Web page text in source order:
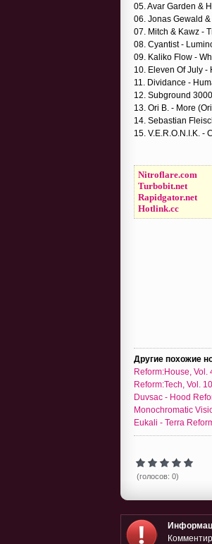
05. Avar Garden &
06. Jonas Gewald
07. Mitch & Kawz -
08. Cyantist -
09. Kaliko Flow -
10. Eleven Of July -
11. Dividance -
12. Subground
13. Ori B. - More
14. Sebastian
15. V.E.R.O.N.I.K. -
Nitroflare.com
Turbobit.net
Rapidgator.net
Hotlink.cc
Другие похожие
Reform:House, Vol.
Reform:Tech, Vol.
Duvsac - Hood
Monochromatic
Eukali - Terra
(голосов: 0)